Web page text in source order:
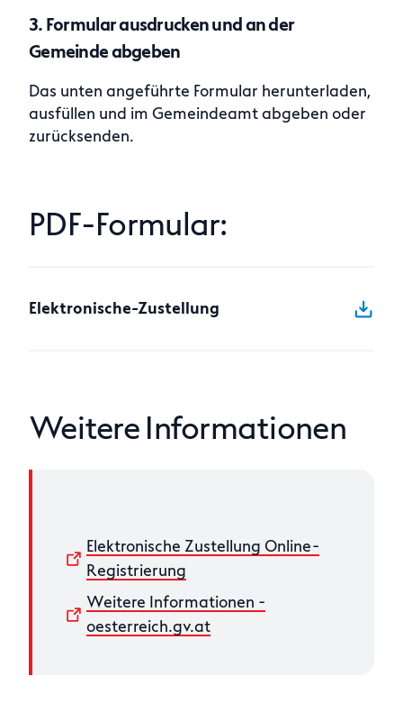
3. Formular ausdrucken und an der
Gemeinde abgeben
Das unten angeführte Formular herunterladen,
ausfüllen und im Gemeindeamt abgeben oder
zurücksenden.
PDF-Formular:
Elektronische-Zustellung
Weitere Informationen
Elektronische Zustellung Online-
Registrierung
Weitere Informationen -
oesterreich.gv.at